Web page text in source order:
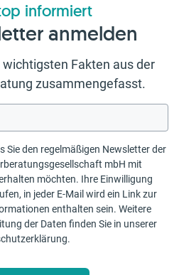
informiert
anmelden
Fakten aus der
zusammengefasst.
Sie den regelmäßigen Newsletter der
mbH mit
möchten. Ihre Einwilligung
in jeder E-Mail wird ein Link zur
der Daten finden Sie in unserer
.